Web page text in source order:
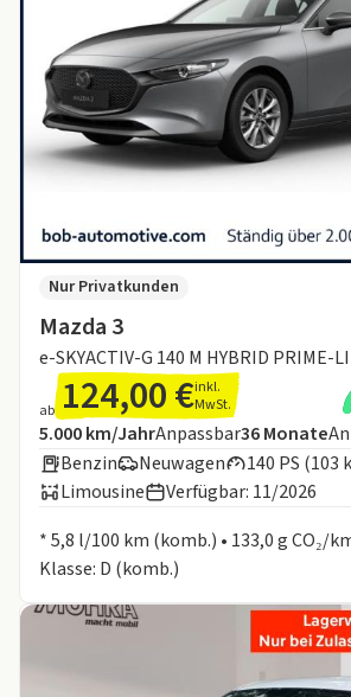
Mazda 3
Nur Privatkunden
ab 124,00 €inkl.
MwSt.
Angebotsdetails:
Inklusive Laufleistung
5.000 km/JahrAnpassbarLaufzeit
36Monate
Benzin
Neuwagen 140 PS (103
Limousine
Verfügbar: 11/2026
* 5,8 l/100 km (komb.) • 133,0 g CO₂/
Klasse: D (komb.)